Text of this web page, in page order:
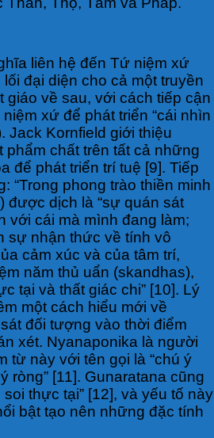
liên hệ đến Tứ niệm xứ
đại diện cho cả một truyền
giáo về sau, với cách tiếp cận
xứ để phát triển “cái nhìn
Jack Kornfield giới thiệu
phẩm chất trên tất cả những
để phát triển trí tuệ [9]. Tiếp
“Trong phong trào thiền minh
được dịch là “sự quán sát
với cái mà mình đang làm;
sự nhận thức về tính vô
cảm xúc và của tâm trí,
năm thủ uẩn (skandhas),
tại và thất giác chi” [10]. Lý
một cách hiểu mới về
đối tượng vào thời điểm
xét. Nyanaponika là người
từ này với tên gọi là “chú ý
ròng” [11]. Gunaratana cũng
thực tại” [12], và yếu tố này
bật tạo nên những đặc tính